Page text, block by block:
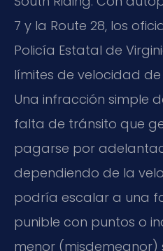
7 y la Route 28, los
Policía Estatal de
límites de velocidad
Una infracción simple
falta de tránsito que
pagarse por
dependiendo de la
podría escalar a una
punible con puntos o
menor (misdemeanor)